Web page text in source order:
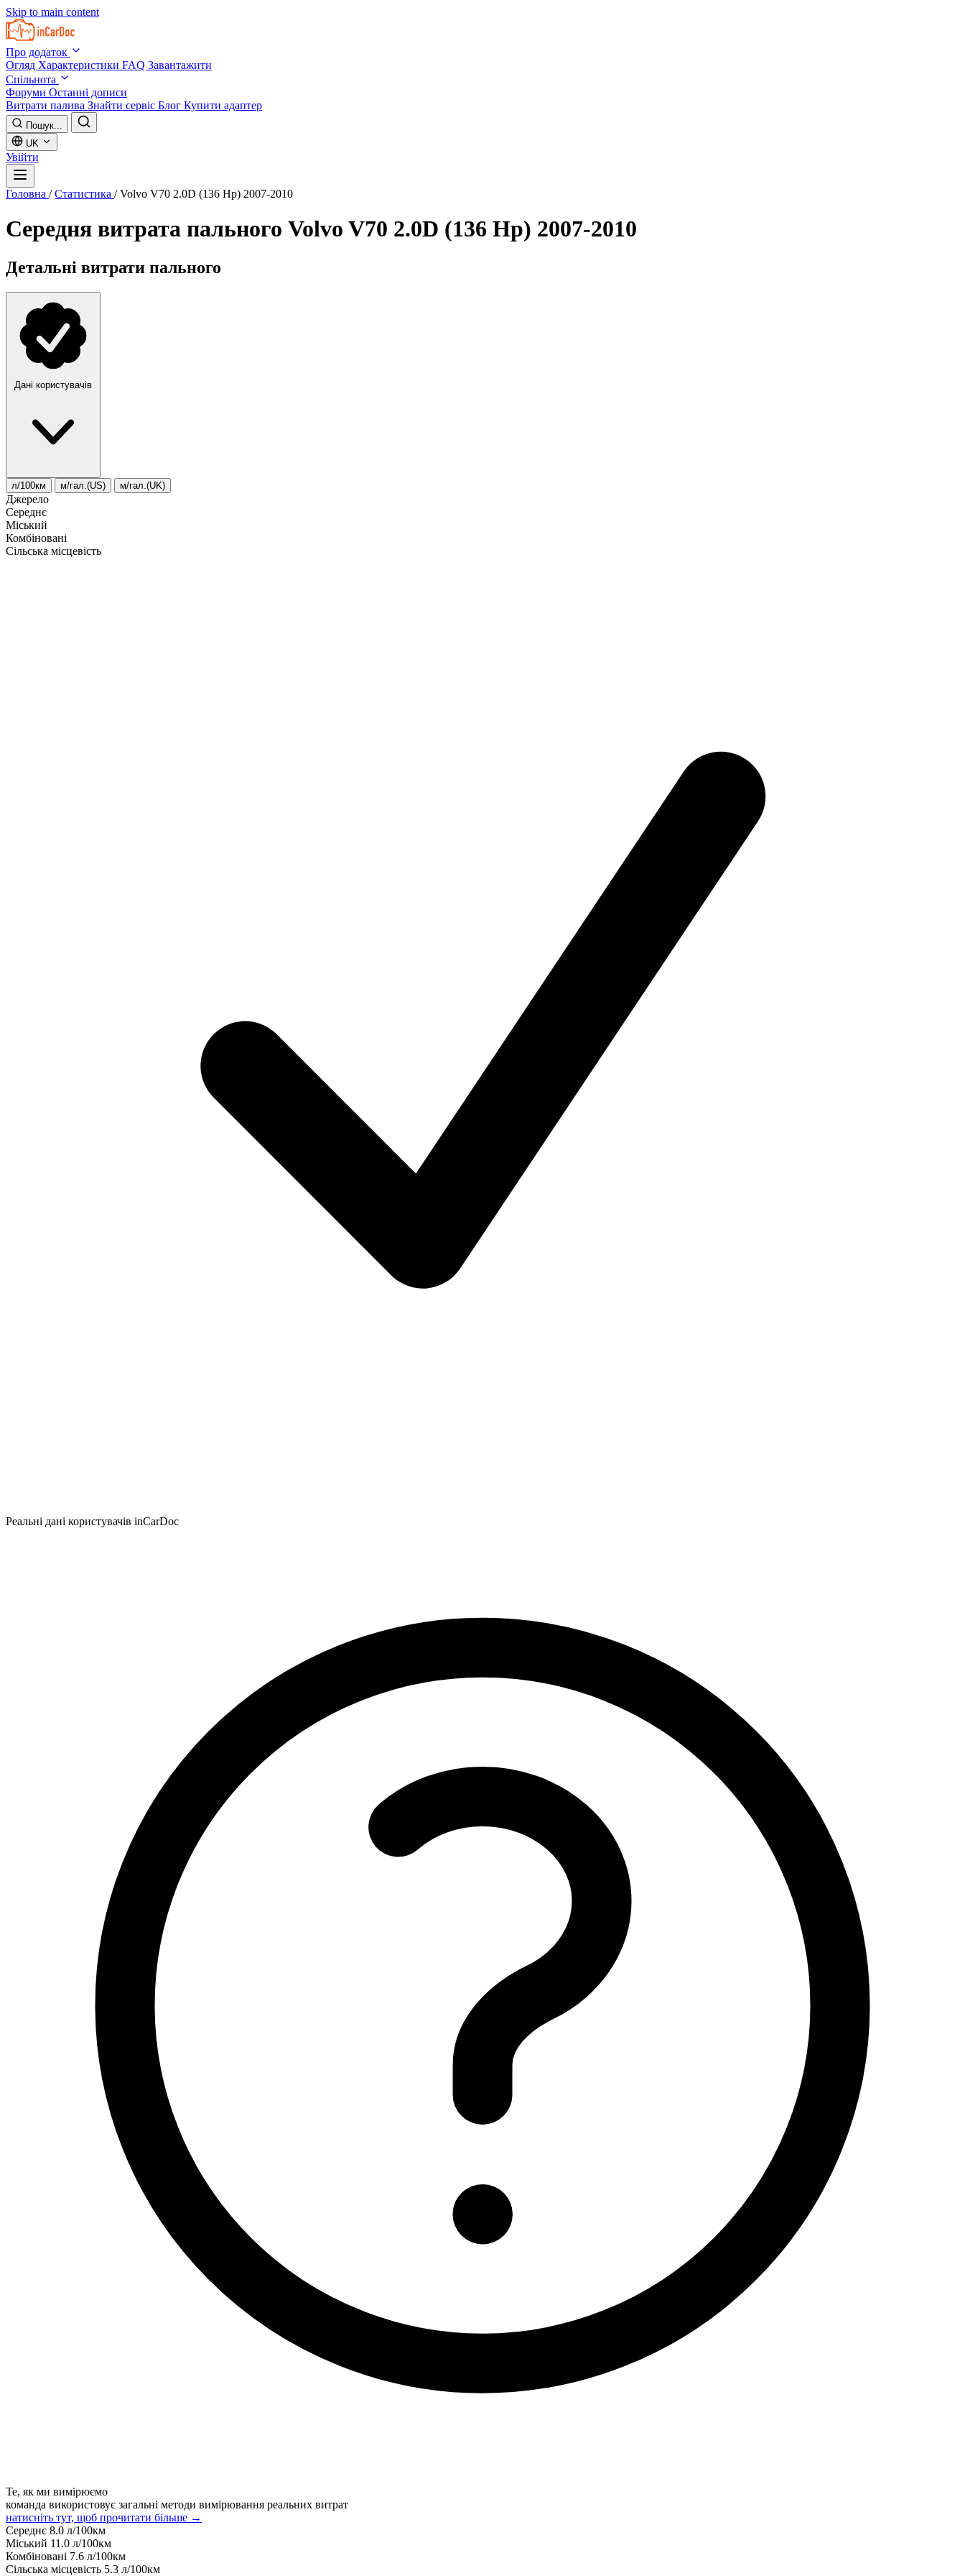
Skip to main content
Про додаток
Огляд Характеристики FAQ Завантажити
Спільнота
Форуми Останні дописи
Витрати палива Знайти сервіс Блог Купити адаптер
Пошук...
UK
Увійти
Головна / Статистика / Volvo V70 2.0D (136 Hp) 2007-2010
Середня витрата пального Volvo V70 2.0D (136 Hp) 2007-2010
Детальні витрати пального
Дані користувачів
л/100км м/гал.(US) м/гал.(UK)
Джерело
Середнє
Міський
Комбіновані
Сільська місцевість
Реальні дані користувачів inCarDoc
Те, як ми вимірюємо
команда використовує загальні методи вимірювання реальних витрат
натисніть тут, щоб прочитати більше →
Середнє 8.0 л/100км
Міський 11.0 л/100км
Комбіновані 7.6 л/100км
Сільська місцевість 5.3 л/100км